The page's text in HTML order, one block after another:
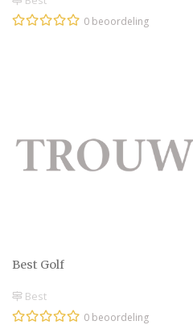
0 beoordeling
Best Golf
Best
0 beoordeling